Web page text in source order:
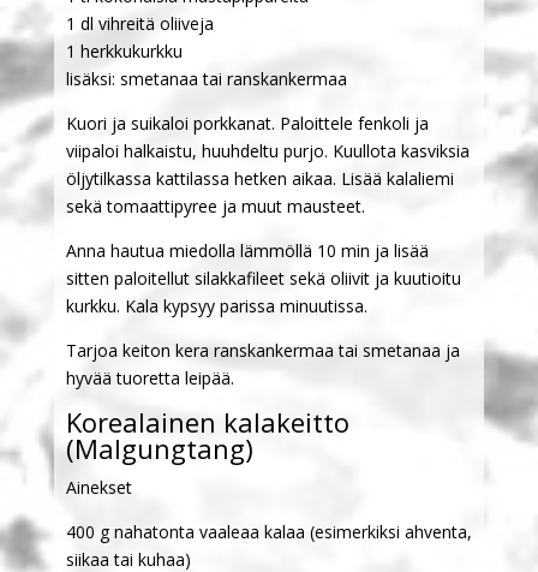
1 dl vihreitä oliiveja
1 herkkukurkku
lisäksi: smetanaa tai ranskankermaa
Kuori ja suikaloi porkkanat. Paloittele fenkoli ja
viipaloi halkaistu, huuhdeltu purjo. Kuullota kasviksia
öljytilkassa kattilassa hetken aikaa. Lisää kalaliemi
sekä tomaattipyree ja muut mausteet.
Anna hautua miedolla lämmöllä 10 min ja lisää
sitten paloitellut silakkafileet sekä oliivit ja kuutioitu
kurkku. Kala kypsyy parissa minuutissa.
Tarjoa keiton kera ranskankermaa tai smetanaa ja
hyvää tuoretta leipää.
Korealainen kalakeitto
(Malgungtang)
Ainekset
400 g nahatonta vaaleaa kalaa (esimerkiksi ahventa,
siikaa tai kuhaa)